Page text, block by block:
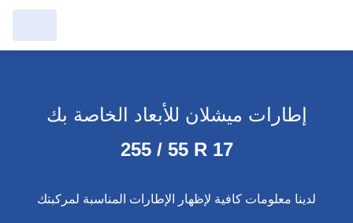
إجراء بحث جديد
إجراء بحث جديد
إطارات ميشلان للأبعاد الخاصة بك
255 / 55 R 17
لدينا معلومات كافية لإظهار الإطارات المناسبة لمركبتك